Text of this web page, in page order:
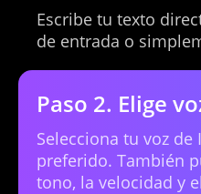
Mandarin
Mexican
Escribe tu texto
de entrada o
Paso 2. Elige
Selecciona tu voz de
preferido. También
tono, la velocidad y